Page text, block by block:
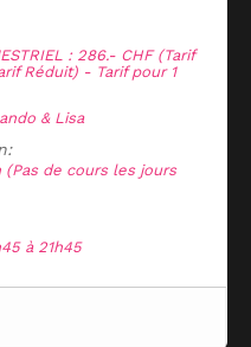
: 286.- CHF (Tarif
Réduit) - Tarif pour 1
& Lisa
(Pas de cours les jours
à 21h45